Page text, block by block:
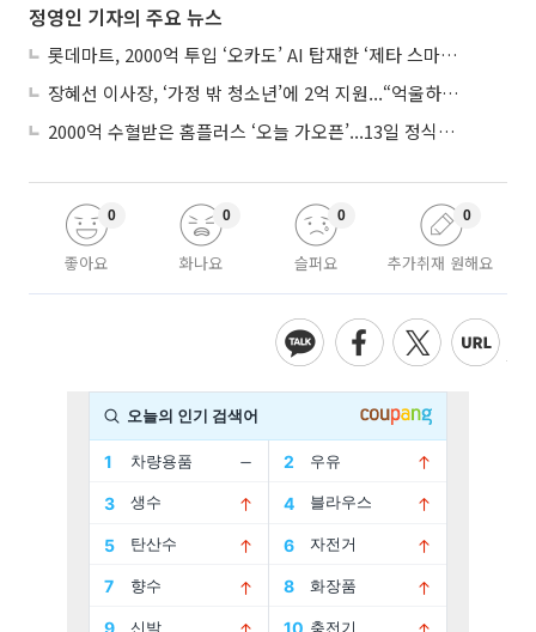
정영인 기자의 주요 뉴스
롯데마트, 2000억 투입 ‘오카도’ AI 탑재한 ‘제타 스마트센터’...온라인 장보기 판 바꾼다
장혜선 이사장, ‘가정 밖 청소년’에 2억 지원...“억울하고 아파도 단단해지길”
2000억 수혈받은 홈플러스 ‘오늘 가오픈’...13일 정식 개장 시험대
좋아요
0
화나요
0
슬퍼요
0
추가취재 원해요
0